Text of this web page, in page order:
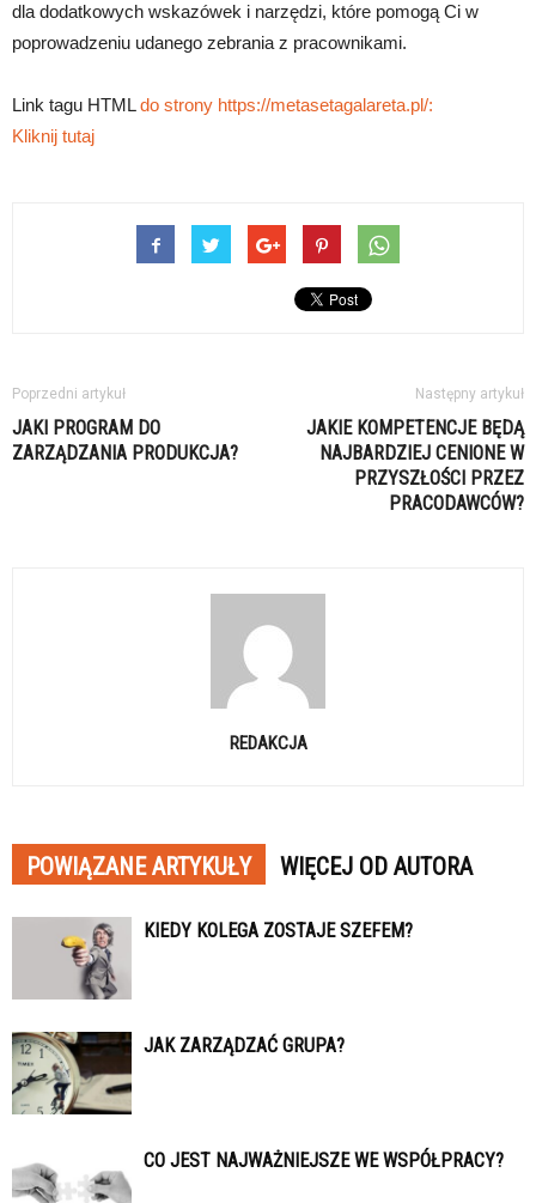
dla dodatkowych wskazówek i narzędzi, które pomogą Ci w
poprowadzeniu udanego zebrania z pracownikami.
Link tagu HTMLdo strony https://metasetagalareta.pl/:
Kliknij tutaj
Poprzedni artykuł
JAKI PROGRAM DO
ZARZĄDZANIA PRODUKCJA?
Następny artykuł
JAKIE KOMPETENCJE BĘDĄ
NAJBARDZIEJ CENIONE W
PRZYSZŁOŚCI PRZEZ
PRACODAWCÓW?
REDAKCJA
POWIĄZANE ARTYKUŁY WIĘCEJ OD AUTORA
KIEDY KOLEGA ZOSTAJE SZEFEM?
JAK ZARZĄDZAĆ GRUPA?
CO JEST NAJWAŻNIEJSZE WE WSPÓŁPRACY?